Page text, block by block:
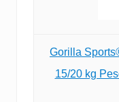
Gorilla
15/20 kg